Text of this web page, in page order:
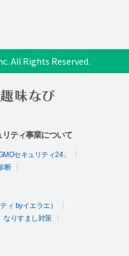
All Rights Reserved.